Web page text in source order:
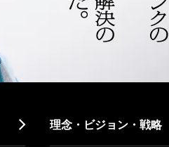
理念・ビジョン・戦略